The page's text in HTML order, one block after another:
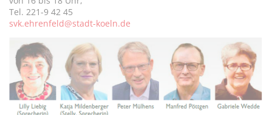
Tel. 221-9 42 45
svk.ehrenfeld@stadt-koeln.de